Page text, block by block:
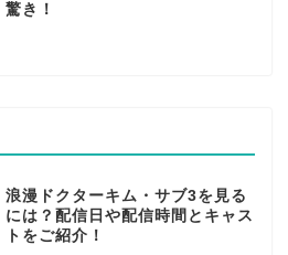
驚き！
浪漫ドクターキム・サブ3を見る
には？配信日や配信時間とキャス
トをご紹介！